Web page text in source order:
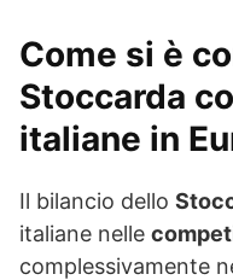
Come si è
Stoccarda
italiane in
Il bilancio dello
italiane nelle
complessivamente